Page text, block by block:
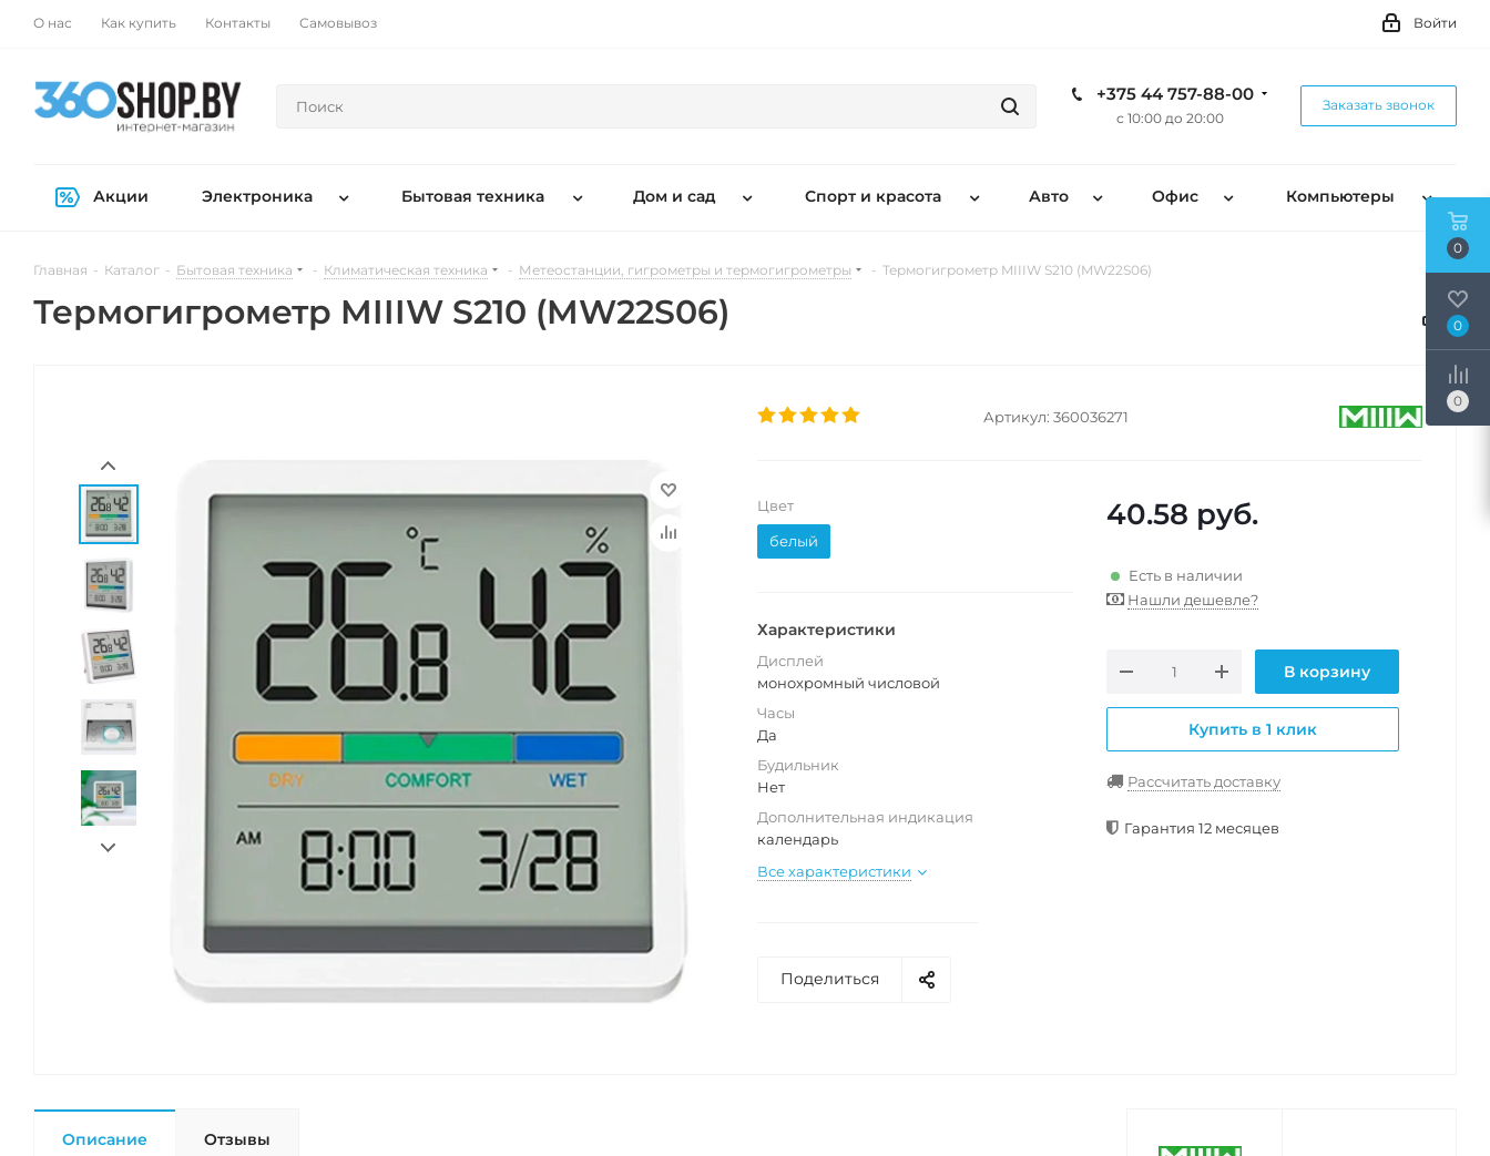
О нас Как купить Контакты Самовывоз Войти
+375 44 757-88-00
с 10:00 до 20:00
Заказать звонок
Акции Электроника Бытовая техника Дом и сад Спорт и красота Авто Офис Компьютеры
Главная - Каталог - Бытовая техника - Климатическая техника - Метеостанции, гигрометры и термогигрометры - Термогигрометр MIIIW S210 (MW22S06)
Термогигрометр MIIIW S210 (MW22S06)
Артикул: 360036271
Цвет
белый
Характеристики
Дисплей
монохромный числовой
Часы
Да
Будильник
Нет
Дополнительная индикация
календарь
Все характеристики
40.58 руб.
Есть в наличии
Нашли дешевле?
В корзину
Купить в 1 клик
Рассчитать доставку
Гарантия 12 месяцев
Поделиться
Описание Отзывы
0
0
0